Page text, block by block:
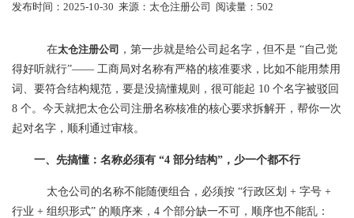
发布时间：2025-10-30 来源： 太仓注册公司 阅读量：502
在太仓注册公司 ，第一步就是给公司起名字，但不是 “自己觉
得好听就行”—— 工商局对名称有严格的核准要求，比如不能用禁用
词、要符合结构规范，要是没搞懂规则，很可能起 10 个名字被驳回
8 个。今天就把太仓公司注册名称核准的核心要求拆解开，帮你一次
起对名字，顺利通过审核。
一、先搞懂：名称必须有 “4 部分结构”，少一个都不行
太仓公司的名称不能随便组合，必须按 “行政区划 + 字号 +
行业 + 组织形式” 的顺序来，4 个部分缺一不可，顺序也不能乱：